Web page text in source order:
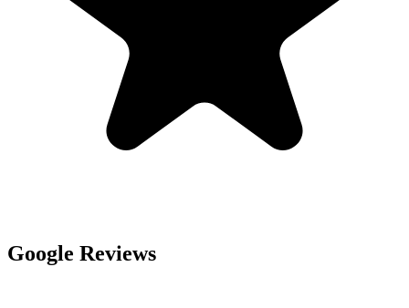
Google Reviews